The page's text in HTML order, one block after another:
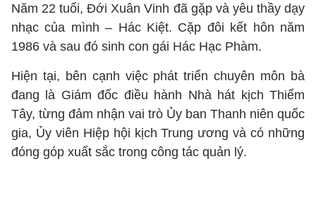
Năm 22 tuổi, Đới Xuân Vinh đã gặp và yêu thầy dạy
nhạc của mình – Hác Kiệt. Cặp đôi kết hôn năm
1986 và sau đó sinh con gái Hác Hạc Phàm.
Hiện tại, bên cạnh việc phát triển chuyên môn bà
đang là Giám đốc điều hành Nhà hát kịch Thiểm
Tây, từng đảm nhận vai trò Ủy ban Thanh niên quốc
gia, Ủy viên Hiệp hội kịch Trung ương và có những
đóng góp xuất sắc trong công tác quản lý.